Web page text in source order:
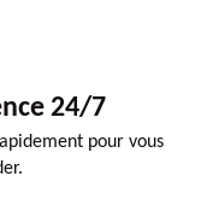
24/7
pour vous